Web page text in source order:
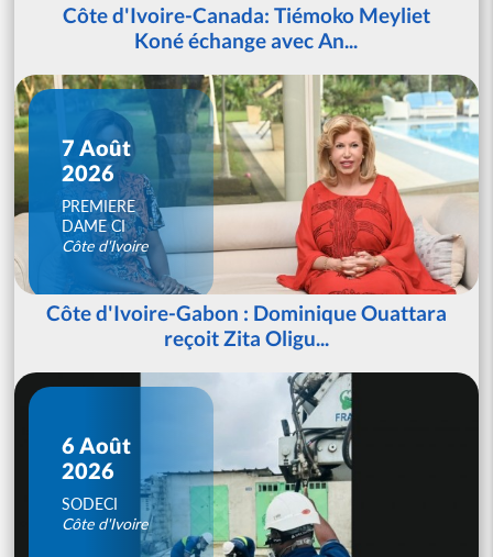
Côte d'Ivoire-Canada: Tiémoko Meyliet
Koné échange avec An...
7 Août
2026
PREMIERE
DAME CI
Côte d'Ivoire
Côte d'Ivoire-Gabon : Dominique Ouattara
reçoit Zita Oligu...
6 Août
2026
SODECI
Côte d'Ivoire